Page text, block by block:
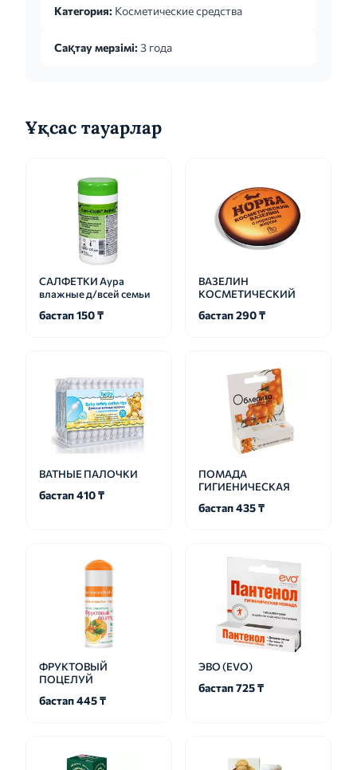
Категория: Косметические средства
Сақтау мерзімі: 3 года
Ұқсас тауарлар
САЛФЕТКИ Аура
влажные д/всей семьи
бастап 150 ₸
ВАЗЕЛИН
КОСМЕТИЧЕСКИЙ
бастап 290 ₸
ВАТНЫЕ ПАЛОЧКИ
бастап 410 ₸
ПОМАДА
ГИГИЕНИЧЕСКАЯ
бастап 435 ₸
ФРУКТОВЫЙ
ПОЦЕЛУЙ
бастап 445 ₸
ЭВО (EVO)
бастап 725 ₸